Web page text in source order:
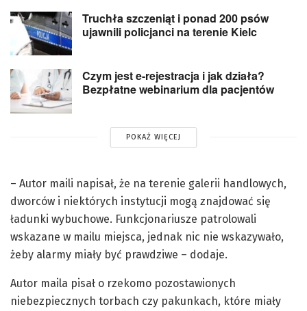
Truchła szczeniąt i ponad 200 psów
ujawnili policjanci na terenie Kielc
Czym jest e-rejestracja i jak działa?
Bezpłatne webinarium dla pacjentów
POKAŻ WIĘCEJ
– Autor maili napisał, że na terenie galerii handlowych,
dworców i niektórych instytucji mogą znajdować się
ładunki wybuchowe. Funkcjonariusze patrolowali
wskazane w mailu miejsca, jednak nic nie wskazywało,
żeby alarmy miały być prawdziwe – dodaje.
Autor maila pisał o rzekomo pozostawionych
niebezpiecznych torbach czy pakunkach, które miały